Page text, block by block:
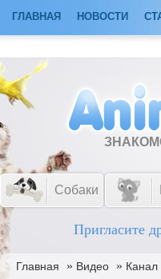
ГЛАВНАЯ НОВОСТИ
Собаки
Пригласите
Главная » Видео » Канал